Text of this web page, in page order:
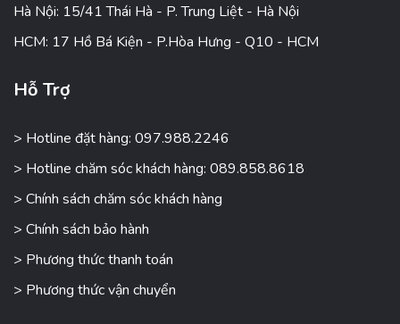
Hà Nội: 15/41 Thái Hà - P. Trung Liệt - Hà Nội
HCM: 17 Hồ Bá Kiện - P.Hòa Hưng - Q10 - HCM
Hỗ Trợ
> Hotline đặt hàng: 097.988.2246
> Hotline chăm sóc khách hàng: 089.858.8618
> Chính sách chăm sóc khách hàng
> Chính sách bảo hành
> Phương thức thanh toán
> Phương thức vận chuyển